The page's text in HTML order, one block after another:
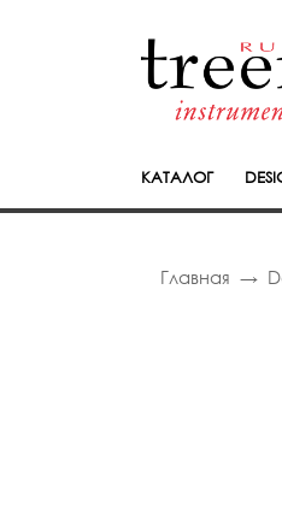
КАТАЛОГ
Главная